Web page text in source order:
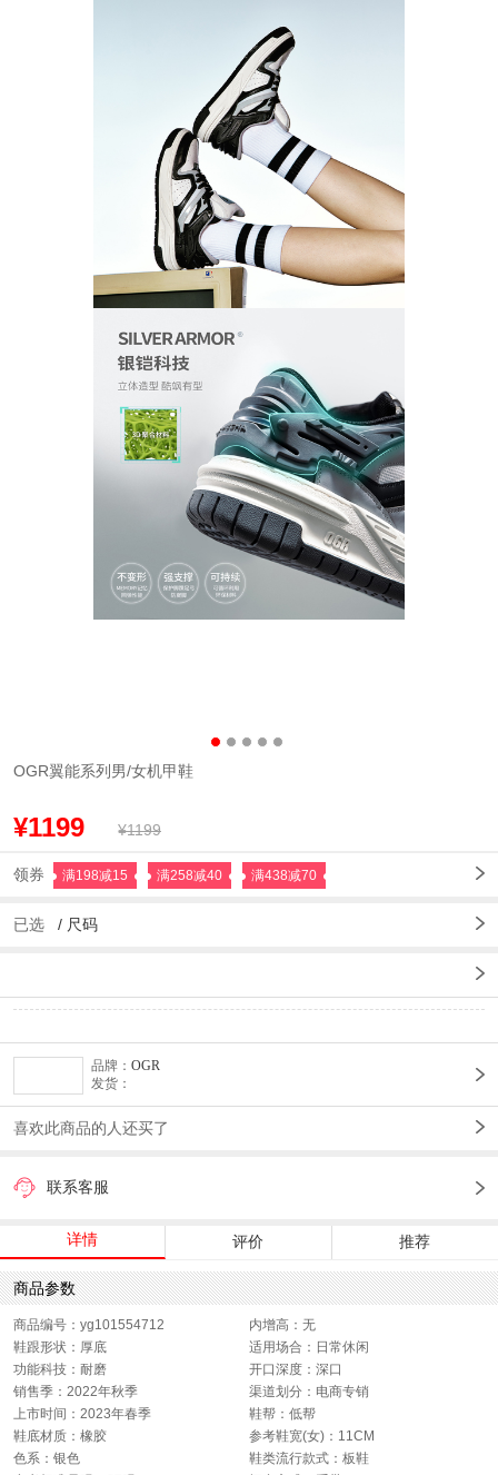
OGR翼能系列男/女机甲鞋
¥1199 ¥1199
领券 满198减15 满258减40 满438减70
已选 / 尺码
品牌： OGR
发货：
喜欢此商品的人还买了
联系客服
详情 评价 推荐
商品参数
商品编号：yg101554712
内增高：无
鞋跟形状：厚底
适用场合：日常休闲
功能科技：耐磨
开口深度：深口
销售季：2022年秋季
渠道划分：电商专销
上市时间：2023年春季
鞋帮：低帮
鞋底材质：橡胶
参考鞋宽(女)：11CM
色系：银色
鞋类流行款式：板鞋